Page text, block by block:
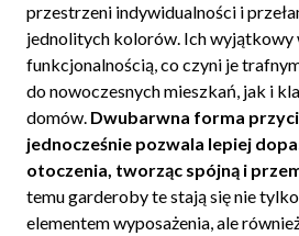
przestrzeni indywidualności i
jednolitych kolorów. Ich wyjątkowy
funkcjonalnością, co czyni je
do nowoczesnych mieszkań, jak i
domów. Dwubarwna forma
jednocześnie pozwala lepiej
otoczenia, tworząc spójną i
temu garderoby te stają się nie
elementem wyposażenia, ale